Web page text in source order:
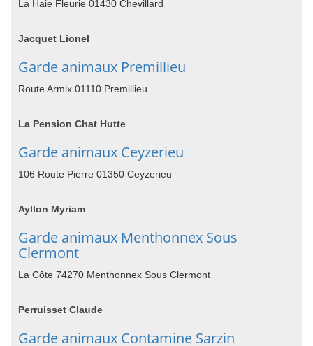
La Haie Fleurie 01430 Chevillard
Jacquet Lionel
Garde animaux Premillieu
Route Armix 01110 Premillieu
La Pension Chat Hutte
Garde animaux Ceyzerieu
106 Route Pierre 01350 Ceyzerieu
Ayllon Myriam
Garde animaux Menthonnex Sous
Clermont
La Côte 74270 Menthonnex Sous Clermont
Perruisset Claude
Garde animaux Contamine Sarzin